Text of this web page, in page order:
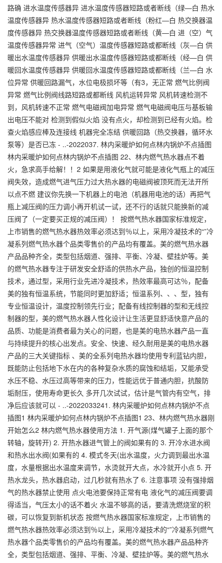
路确 进水温度传感器异 进水温度传感器短路或者断线（绿—白 热水
温度传感器异 热水温度传感器短路或者断线（粉红—白 热交换器温
度传感器异 热交换器温度传感器短路或者断线（黄—白 进（空）气
温度传感器异常 进气（空气）温度传感器短路或都断线（灰—白 供
暖出水温度传感器异 供暖出水温度传感器短路或都断线（经—白 供
暖回水温度传感器异 供暖回水温度传感器短路或都断线（兰—白 水
位异常 供暖回路漏气，水位电极损坏等（有3，无正常 燃气比例阀
异常 燃气比例阀线路短路或都断线 风机运转异常 风机转速检测不
到，风机转速不正常 燃气电磁阀加电异常 燃气电磁阀电压与基板输
出电压不能对 检测到假似火焰 没有点火，却检测到已经有火焰。检
查火焰感应棒及连接线 机器完全冻结 供暖回路（热交换器，循环水
泵等）是否已冻 - ..-2022037. 林内采暖炉如何点林内锅炉不点插图
林内采暖炉如何点林内锅炉不点插图 22、林内燃气热水器点不着
火，急求高手给解！！2 如果是用液化气就可能是液化气瓶上的减压
阀失效，造成燃气进气压力过大热水器的电磁阀被顶死而无法开所
以点不燃 建议你先换一下机器上的电池（机器用电池的话）再把气
瓶上减压阀的压力调小再开机试一试，还不行的话就只能换新的减
压阀了（一定要买正规的减压阀）！ 按燃气热水器国家标准规定，
上市销售的燃气热水器热效率必须达到％以上，采用冷凝技术的“”冷
凝系列燃气热水器个品类零售价的产品均有覆盖。美的燃气热水器
产品品种齐全，类型包括烟道、强排、平衡、冷凝、壁挂炉等。美
的燃气热水器专注于研发安全舒适的供热水产品，独创的恒温控制
技术，通过型，采用行业先进冷凝技术，热效率最高可达％，配备
美的独有恒温系统，节能同时更加舒适；恒温系列、、、型，独有
专业恒温设计，温度控制领先行业；配备有线控制器的型和无线控
制器的型，美的燃气热水器人性化设计让生活更显舒适快意产品的
品质、功能是消费者最为关心的问题，也是美的电热水器产品一直
与持续提升的核心出发点。安全、快速、经久耐用是美的电热水器
产品的三大关键指标 、美的全系列电热水器均使用专利蓝钻内胆，
既能防止包括地下水在内的各种复杂水质的腐蚀和结垢，又能承受
水压不稳、水压过高等带来的压力，性能远优于普通内胆，抗酸防
垢耐压，使用寿命更长久 多开几次试试，估计是气管内有空气，排
净后应该就可以 - ..-2022033241. 林内采暖炉如何点林内锅炉不点
插图1 林内采暖炉如何点林内锅炉不点插图1 23、林内燃气热水器刚
开始怎么2 林内燃气热水器使用方法 1. 开气源(煤气罐子上面的那个
转轴，旋转开) 2. 开热水器进气管上的阀如果有的 3. 开冷水进水阀
和热水出水阀(如果有的 4. 模式冬天(出水温度，火力调到最出水温
度，水量根据出水温度来调节，水烫就开大点，水冷就开小点 5. 开
热水龙头，热水器启动，过几秒就有热水了 6. 注意事项 没有强排烟
气的热水器禁止使用 点火电池要保持正常有电 液化气的减压阀要调
得适当，气压太小的话不着火 水温不够高的话，要清洗燃烧室的积
碳，可以恢复到新机状态 按燃气热水器国家标准规定，上市销售的
燃气热水器热效率必须达到％以上，采用冷凝技术的“”冷凝系列燃气
热水器个品类零售价的产品均有覆盖。美的燃气热水器产品品种齐
全，类型包括烟道、强排、平衡、冷凝、壁挂炉等。美的燃气热水